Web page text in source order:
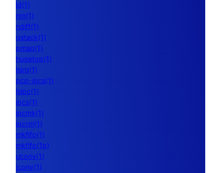
ld(1)
nm(1)
ndiff(1)
gstack(1)
pmap(1)
hugetop(1)
lsirq(1)
pcp-ipcs(1)
lsipc(1)
ipcs(1)
ipcmk(1)
ipcrm(1)
mkfifo(1)
mkfifo(1p)
uconv(1)
iconv(1)